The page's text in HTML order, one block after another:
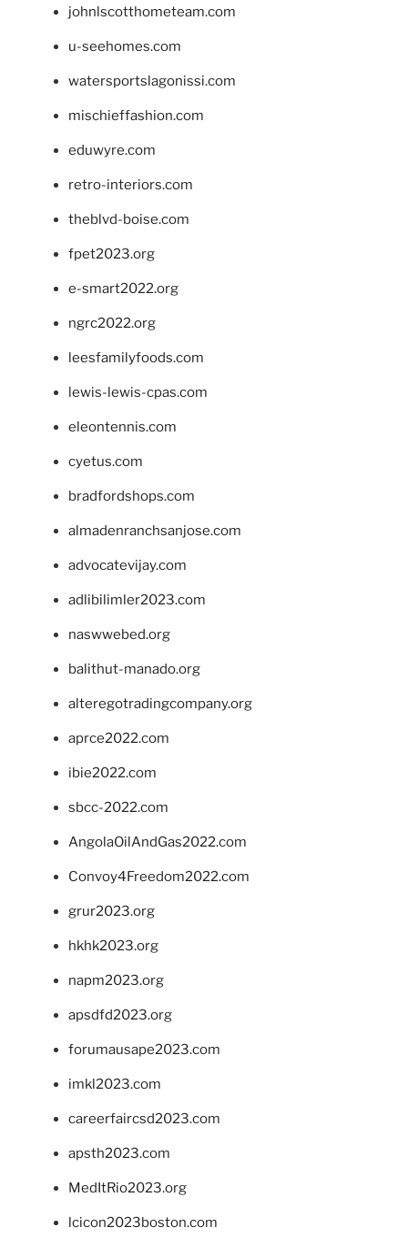
johnlscotthometeam.com
u-seehomes.com
watersportslagonissi.com
mischieffashion.com
eduwyre.com
retro-interiors.com
theblvd-boise.com
fpet2023.org
e-smart2022.org
ngrc2022.org
leesfamilyfoods.com
lewis-lewis-cpas.com
eleontennis.com
cyetus.com
bradfordshops.com
almadenranchsanjose.com
advocatevijay.com
adlibilimler2023.com
naswwebed.org
balithut-manado.org
alteregotradingcompany.org
aprce2022.com
ibie2022.com
sbcc-2022.com
AngolaOilAndGas2022.com
Convoy4Freedom2022.com
grur2023.org
hkhk2023.org
napm2023.org
apsdfd2023.org
forumausape2023.com
imkl2023.com
careerfaircsd2023.com
apsth2023.com
MedItRio2023.org
lcicon2023boston.com